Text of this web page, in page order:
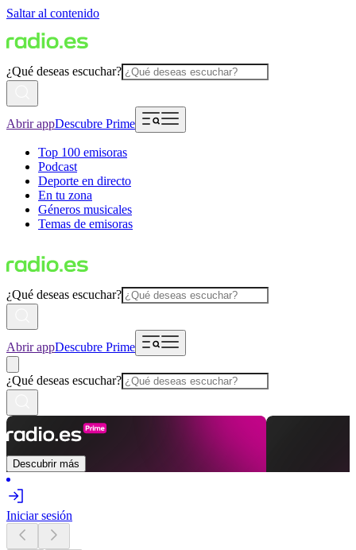
Saltar al contenido
¿Qué deseas escuchar?
Abrir appDescubre Prime
Top 100 emisoras
Podcast
Deporte en directo
En tu zona
Géneros musicales
Temas de emisoras
¿Qué deseas escuchar?
Abrir appDescubre Prime
¿Qué deseas escuchar?
Descubrir más
Iniciar sesión